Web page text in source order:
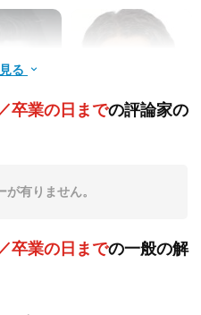
る
卒業の日までの評論家の
有りません。
卒業の日までの一般の解